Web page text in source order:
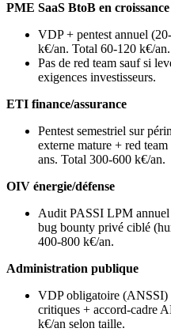
PME SaaS BtoB en
VDP + pentest annuel
k€/an. Total 60-120 k€/an.
Pas de red team sauf si
exigences investisseurs.
ETI finance/assurance
Pentest semestriel sur
externe mature + red
ans. Total 300-600 k€/an.
OIV énergie/défense
Audit PASSI LPM
bug bounty privé ciblé
400-800 k€/an.
Administration publique
VDP obligatoire (ANSSI)
critiques + accord-cadre
k€/an selon taille.